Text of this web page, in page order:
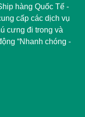
hàng Quốc Tế -
cấp các dịch vụ
cưng đi trong và
“Nhanh chóng -